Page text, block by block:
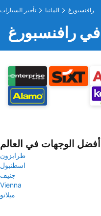
تأجير السيارات المانيا رافنسبورغ
في رافنسبورغ
أفضل الوجهات في العالم
طرابزون
اسطنبول
جنيف
Vienna
ميلانو